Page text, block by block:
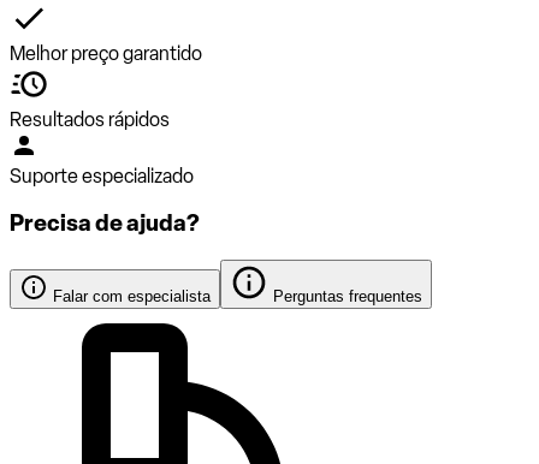
Melhor preço garantido
Resultados rápidos
Suporte especializado
Precisa de ajuda?
Falar com especialista Perguntas frequentes